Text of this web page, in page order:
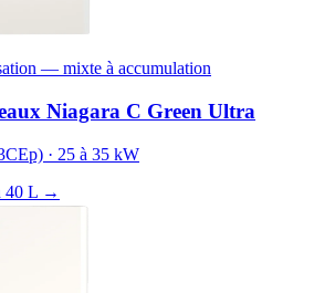
— mixte à accumulation
Niagara C Green Ultra
· 25 à 35 kW
40 L →